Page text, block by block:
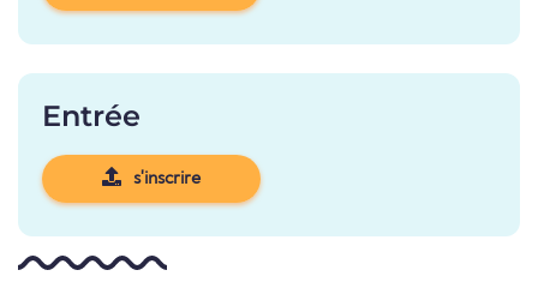
Entrée
s'inscrire